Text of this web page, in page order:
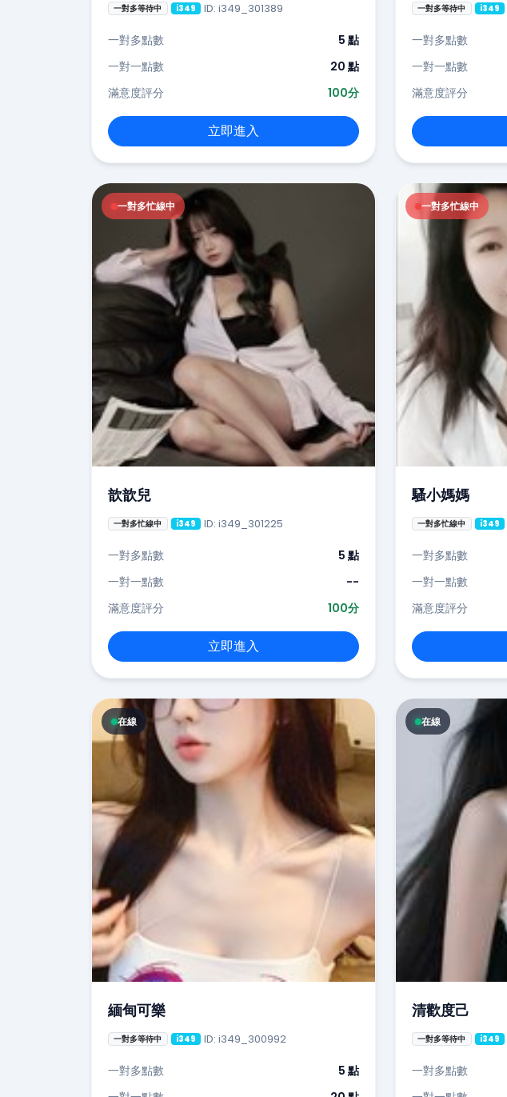
一對多等待中 i349 ID: i349_301389
一對多點數
5 點
一對一點數
20 點
滿意度評分
100分
立即進入
一對多等待中 i349
一對多點數
一對一點數
滿意度評分
一對多忙線中
歆歆兒
一對多忙線中 i349 ID: i349_301225
一對多點數
5 點
一對一點數
--
滿意度評分
100分
立即進入
一對多忙線中
騷小媽媽
一對多忙線中 i349
一對多點數
一對一點數
滿意度評分
在線
緬甸可樂
一對多等待中 i349 ID: i349_300992
一對多點數
5 點
在線
清歡度己
一對多等待中 i349
一對多點數